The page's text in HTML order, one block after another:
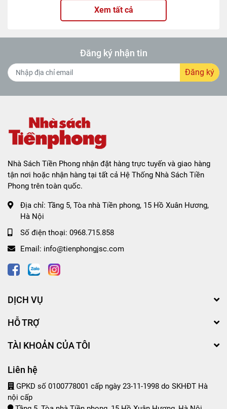
Xem tất cả
Đăng ký nhận tin
Đăng ký
Nhà Sách Tiền Phong nhận đặt hàng trực tuyến và giao hàng
tận nơi hoặc nhận hàng tại tất cả Hệ Thống Nhà Sách Tiền
Phong trên toàn quốc.
Địa chỉ: Tầng 5, Tòa nhà Tiền phong, 15 Hồ Xuân Hương,
Hà Nội
Số điện thoại: 0968.715.858
Email: info@tienphongjsc.com
DỊCH VỤ
HỖ TRỢ
TÀI KHOẢN CỦA TÔI
Liên hệ
GPKD số 0100778001 cấp ngày 23-11-1998 do SKHĐT Hà
nội cấp